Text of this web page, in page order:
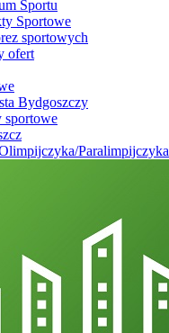
Sportu
Sportowe
sportowych
ofert
Bydgoszczy
sportowe
Paralimpijczyka